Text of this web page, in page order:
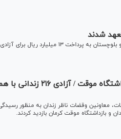
خیران نوعدوست شهرستان کنارک در جنوبی‌ترین نقطه سیستان و
بازدید دادستان مرکز استان کرمان از
مرکز استان کرمان با اتفاق ۴۳ نفر از قضات، معاونین وقضات ناظر زندان
بازداشتگاه موقت کرمان بازدید کردند.